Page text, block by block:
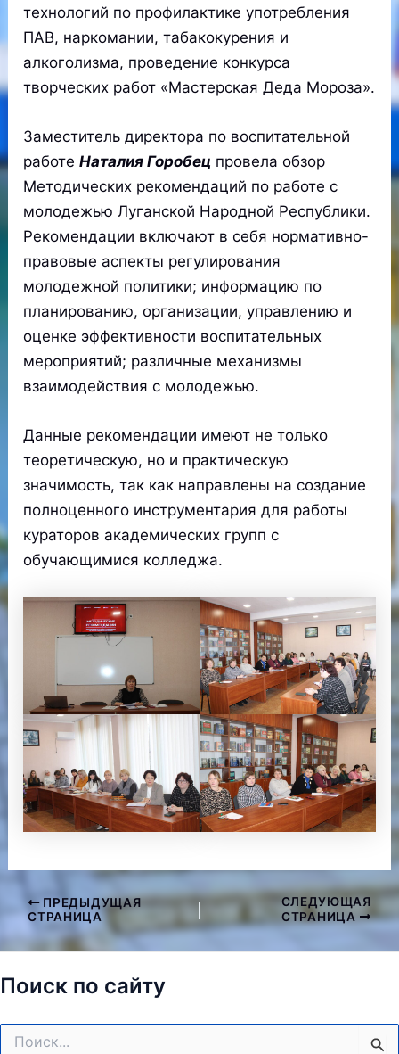
технологий по профилактике употребления
ПАВ, наркомании, табакокурения и
алкоголизма, проведение конкурса
творческих работ «Мастерская Деда Мороза».
Заместитель директора по воспитательной
работеНаталия Горобец провела обзор
Методических рекомендаций по работе с
молодежью Луганской Народной Республики.
Рекомендации включают в себя нормативно-
правовые аспекты регулирования
молодежной политики; информацию по
планированию, организации, управлению и
оценке эффективности воспитательных
мероприятий; различные механизмы
взаимодействия с молодежью.
Данные рекомендации имеют не только
теоретическую, но и практическую
значимость, так как направлены на создание
полноценного инструментария для работы
кураторов академических групп с
обучающимися колледжа.
Навигация
записям
ПРЕДЫДУЩАЯ
СТРАНИЦА
СЛЕДУЮЩАЯ
СТРАНИЦА
Поиск по сайту